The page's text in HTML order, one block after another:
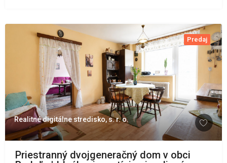
Predaj
Realitné digitálne stredisko, s. r. o.
Priestranný dvojgeneračný dom v obci